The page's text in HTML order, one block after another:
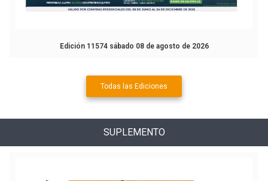
Edición 11574 sábado 08 de agosto de 2026
Todas las Ediciones
SUPLEMENTO